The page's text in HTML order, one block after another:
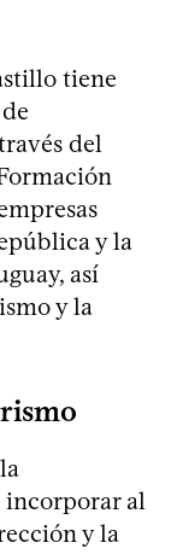
tiene
del
y la
así
y la
al
y la